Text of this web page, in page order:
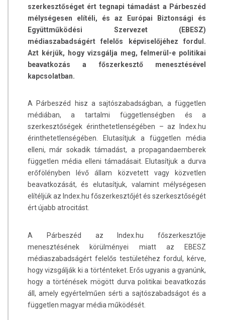
szerkesztőséget ért tegnapi támadást a Párbeszéd
mélységesen elítéli, és az Európai Biztonsági és
Együttműködési Szervezet (EBESZ)
médiaszabadságért felelős képviselőjéhez fordul.
Azt kérjük, hogy vizsgálja meg, felmerül-e politikai
beavatkozás a főszerkesztő menesztésével
kapcsolatban.
A Párbeszéd hisz a sajtószabadságban, a független
médiában, a tartalmi függetlenségben és a
szerkesztőségek érinthetetlenségében – az Index.hu
érinthetetlenségében. Elutasítjuk a független média
elleni, már sokadik támadást, a propagandaemberek
független média elleni támadásait. Elutasítjuk a durva
erőfölényben lévő állam közvetett vagy közvetlen
beavatkozását, és elutasítjuk, valamint mélységesen
elítéljük az Index.hu főszerkesztőjét és szerkesztőségét
ért újabb atrocitást.
A Párbeszéd az Index.hu főszerkesztője
menesztésének körülményei miatt az EBESZ
médiaszabadságért felelős testületéhez fordul, kérve,
hogy vizsgálják ki a történteket. Erős ugyanis a gyanúnk,
hogy a történések mögött durva politikai beavatkozás
áll, amely egyértelműen sérti a sajtószabadságot és a
független magyar média működését.